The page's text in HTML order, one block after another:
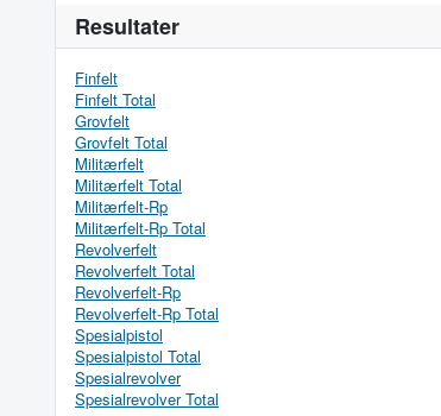
Resultater
Finfelt
Finfelt Total
Grovfelt
Grovfelt Total
Militærfelt
Militærfelt Total
Militærfelt-Rp
Militærfelt-Rp Total
Revolverfelt
Revolverfelt Total
Revolverfelt-Rp
Revolverfelt-Rp Total
Spesialpistol
Spesialpistol Total
Spesialrevolver
Spesialrevolver Total